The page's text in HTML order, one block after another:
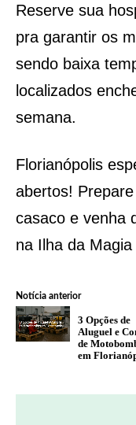
Reserve sua
pra garantir os
sendo baixa
localizados
semana.
Florianópolis
abertos!
casaco e venha
na Ilha da
Notícia anterior
3 Opções de
Aluguel e
de
em